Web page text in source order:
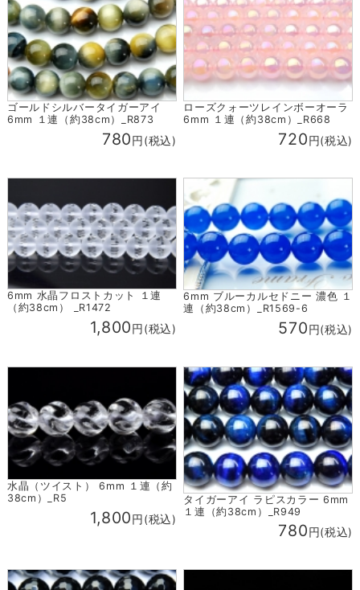
ゴールドシルバータイガーアイ
6mm １連（約38cm）_R873
780円(税込)
ローズクォーツレインボーオーラ
6mm １連（約38cm）_R668
720円(税込)
6mm 水晶フロストカット １連
（約38cm） _R1472
1,800円(税込)
6mm ブルーカルセドニー 濃色 １
連（約38cm）_R1569-6
570円(税込)
水晶（ツイスト） 6mm １連（約
38cm）_R5
1,800円(税込)
タイガーアイ ラピスカラー 6mm
１連（約38cm）_R949
780円(税込)